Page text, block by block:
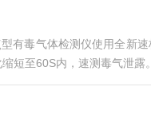
短至60S内，速测毒气泄露。